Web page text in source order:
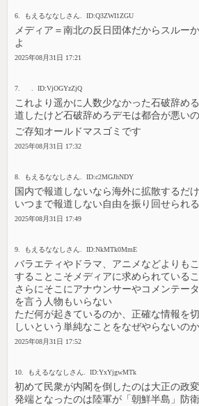
6. もえるななしさん. ID:Q3ZWI1ZGU
メディア＝南北の反日団体だからスルー
よ
2025年08月31日 17:21
7. . ID:VjOGYzZjQ
これより遥かに人数少なかった石破辞め
道したけど石破辞めろデモは都合が悪い
ご存知オールドマスゴミです
2025年08月31日 17:32
8. もえるななしさん. ID:c2MGJhNDY
国内で報道しないなら海外に拡散するだ
いつまで報道しない自由を振り回せられ
2025年08月31日 17:49
9. もえるななしさん. ID:NkMTk0MmE
バラエティやドラマ、アニメなどよりも
することこそメディアに求められている
さらにそこにアナウンサーやコメンテー
を言う人物もいらない
ただ何が起きているのか、正確な情報を
しいという単純なことをなぜやらないのか
2025年08月31日 17:52
10. もえるななしさん. ID:YxYjgwMTk
初めて民衆が内閣を倒したのは大正の政
発端となったのは陸軍が「朝鮮半島」防